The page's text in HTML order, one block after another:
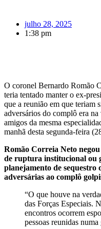
julho 28, 2025
1:38 pm
O coronel Bernardo Romão
teria tentado manter o ex-
que a reunião em que teriam
adversários do complô era
amigos da mesma
manhã desta segunda-feira
Romão Correia Neto
de ruptura institucional ou
planejamento de sequestro
adversárias ao complô
“O que houve na
das Forças Especiais.
encontros ocorrem
pessoas reunidas